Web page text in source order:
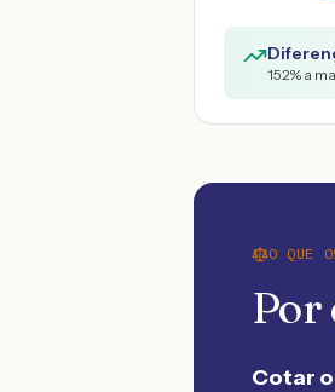
152% a
O QUE
Por
Cotar